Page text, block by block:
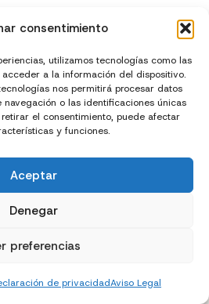
consentimiento
utilizamos tecnologías como las
a la información del dispositivo.
nos permitirá procesar datos
o las identificaciones únicas
el consentimiento, puede afectar
y funciones.
Aceptar
Denegar
preferencias
de privacidadAviso Legal
Contacto
Política de cookies (UE)
Aviso Legal